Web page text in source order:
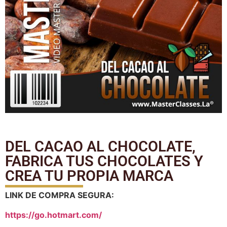
DEL CACAO AL CHOCOLATE,
FABRICA TUS CHOCOLATES Y
CREA TU PROPIA MARCA
LINK DE COMPRA SEGURA:
https://go.hotmart.com/